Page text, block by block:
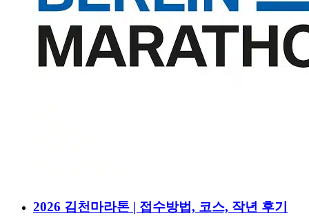
2026 김천마라톤 | 접수방법, 코스, 작년 후기